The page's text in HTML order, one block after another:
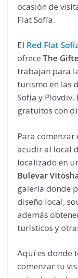
ocasión de
Flat Sofía.
El Red Flat
ofrece The
trabajan para
turismo en las
Sofía y Plovdiv.
gratuitos con
Para
acudir al local
localizado en
Bulevar
galería donde
diseño local,
además
turísticos y
Aquí es donde
comenzar tu